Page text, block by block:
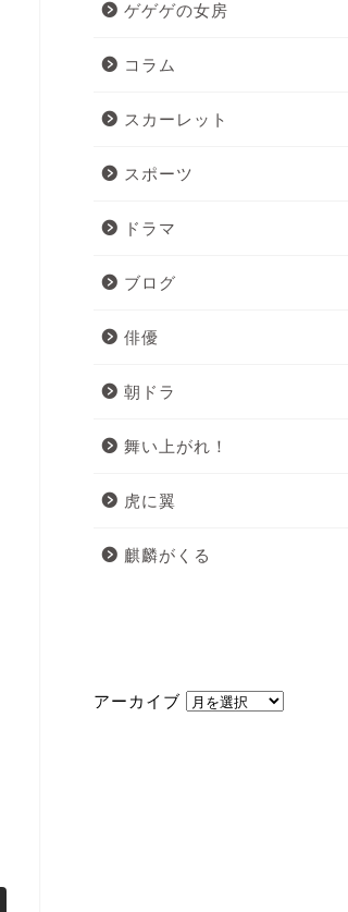
ゲゲゲの女房
コラム
スカーレット
スポーツ
ドラマ
ブログ
俳優
朝ドラ
舞い上がれ！
虎に翼
麒麟がくる
アーカイブ